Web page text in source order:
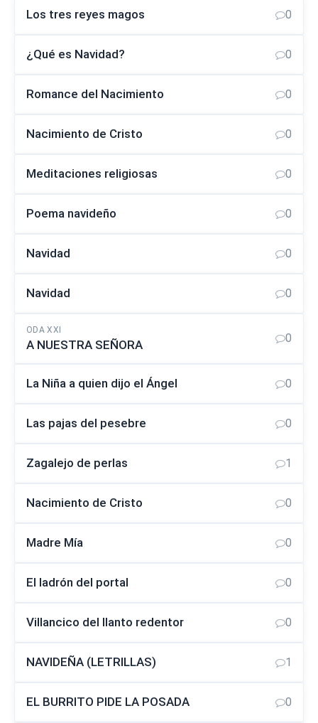
Los tres reyes magos 0
¿Qué es Navidad? 0
Romance del Nacimiento 0
Nacimiento de Cristo 0
Meditaciones religiosas 0
Poema navideño 0
Navidad 0
Navidad 0
ODA XXI
A NUESTRA SEÑORA 0
La Niña a quien dijo el Ángel 0
Las pajas del pesebre 0
Zagalejo de perlas 1
Nacimiento de Cristo 0
Madre Mía 0
El ladrón del portal 0
Villancico del llanto redentor 0
NAVIDEÑA (LETRILLAS) 1
EL BURRITO PIDE LA POSADA 0